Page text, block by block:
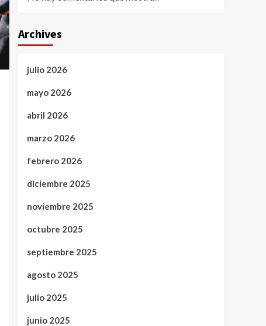
Archives
julio 2026
mayo 2026
abril 2026
marzo 2026
febrero 2026
diciembre 2025
noviembre 2025
octubre 2025
septiembre 2025
agosto 2025
julio 2025
junio 2025